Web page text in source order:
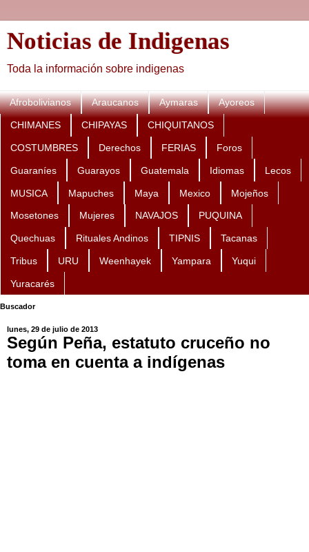
Noticias de Indigenas
Toda la información sobre indigenas
Afrobolivianos Araucanos Aymaras Ayoreos
CHIMANES CHIPAYAS CHIQUITANOS
COSTUMBRES Derechos FERIAS Foros
Guaraníes Guarayos Guatemala Idiomas Lecos
MUSICA Mapuches Maya Mexico Mojeños
Mosetones Mujeres NAVAJOS PUQUINA
Quechuas Rituales Andinos TIPNIS Tacanas
Tribus URU Weenhayek Yampara Yuqui
Yuracarés
Buscador
lunes, 29 de julio de 2013
Según Peña, estatuto cruceño no
toma en cuenta a indígenas